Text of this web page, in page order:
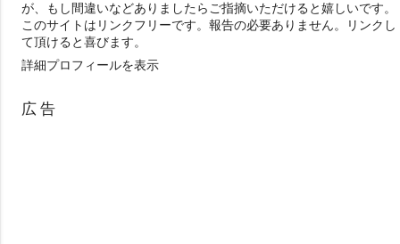
が、もし間違いなどありましたらご指摘いただけると嬉しいです。
このサイトはリンクフリーです。報告の必要ありません。リンクし
て頂けると喜びます。
詳細プロフィールを表示
広 告